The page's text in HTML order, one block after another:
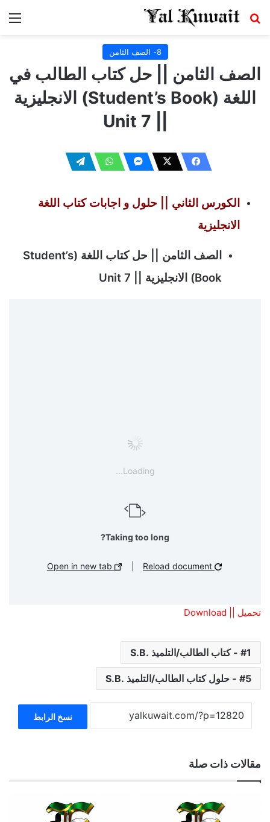
بحث عن
8- الصف الثامن
الصف الثامن || حل كتاب الطالب في
اللغة (Student’s Book) الانجليزية
الكورس الثاني || حلول و اجابات كتاب اللغة
الانجليزية
الصف الثامن || حل كتاب اللغة (Student’s
Book) الانجليزية || Unit 7
Loading...
Taking too long?
تحميل || Download
1 - كتاب الطالب/التلميذ .S.B
5 - حلول كتاب الطالب/التلميذ .S.B
نسخ الرابط
مقالات ذات صلة